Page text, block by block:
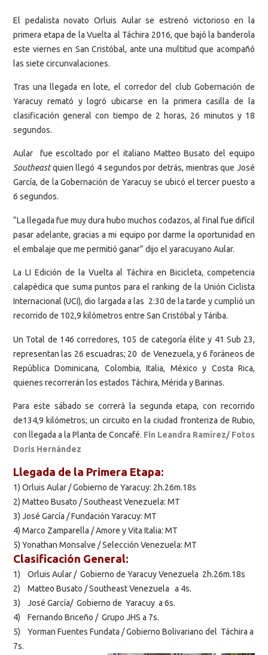
El pedalista novato Orluis Aular se estrenó victorioso en la
primera etapa de la Vuelta al Táchira 2016, que bajó la banderola
este viernes en San Cristóbal, ante una multitud que acompañó
las siete circunvalaciones.
Tras una llegada en lote, el corredor del club Gobernación de
Yaracuy remató y logró ubicarse en la primera casilla de la
clasificación general con tiempo de 2 horas, 26 minutos y 18
segundos.
Aular fue escoltado por el italiano Matteo Busato del equipo
Southeastquien llegó 4 segundos por detrás, mientras que José
García, de la Gobernación de Yaracuy se ubicó el tercer puesto a
6 segundos.
“La llegada fue muy dura hubo muchos codazos, al final fue difícil
pasar adelante, gracias a mi equipo por darme la oportunidad en
el embalaje que me permitió ganar” dijo el yaracuyano Aular.
La LI Edición de la Vuelta al Táchira en Bicicleta, competencia
calapédica que suma puntos para el ranking de la Unión Ciclista
Internacional (UCI), dio largada a las 2:30 de la tarde y cumplió un
recorrido de 102,9 kilómetros entre San Cristóbal y Táriba.
Un Total de 146 corredores, 105 de categoría élite y 41 Sub 23,
representan las 26 escuadras; 20 de Venezuela, y 6 foráneos de
República Dominicana, Colombia, Italia, México y Costa Rica,
quienes recorrerán los estados Táchira, Mérida y Barinas.
Para este sábado se correrá la segunda etapa, con recorrido
de134,9 kilómetros; un circuito en la ciudad fronteriza de Rubio,
con llegada a la Planta de Concafé. Fin Leandra Ramírez/ Fotos
Doris Hernández
Llegada de la Primera Etapa:
1) Orluis Aular / Gobierno de Yaracuy: 2h.26m.18s
2) Matteo Busato / Southeast Venezuela: MT
3) José García / Fundación Yaracuy: MT
4) Marco Zamparella / Amore y Vita Italia: MT
5) Yonathan Monsalve / Selección Venezuela: MT
Clasificación General:
1) Orluis Aular / Gobierno de Yaracuy Venezuela 2h.26m.18s
2) Matteo Busato / Southeast Venezuela a 4s.
3) José García/ Gobierno de Yaracuy a 6s.
4) Fernando Briceño / Grupo JHS a 7s.
5) Yorman Fuentes Fundata / Gobierno Bolivariano del Táchira a
7s.